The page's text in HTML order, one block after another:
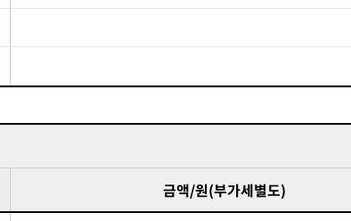
금액/원(부가세별도)